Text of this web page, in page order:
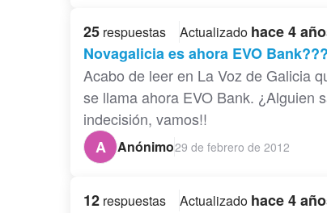
25 respuestas Actualizado hace 4
Novagalicia es ahora EVO Bank???
Acabo de leer en La Voz de Galicia
se llama ahora EVO Bank. ¿Alguien
indecisión, vamos!!
A
Anónimo29 de febrero de 2012
12 respuestas Actualizado hace 4